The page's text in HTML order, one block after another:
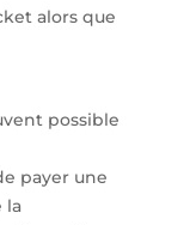
alors que
possible
payer une
la